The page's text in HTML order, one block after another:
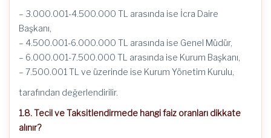
– 3.000.001-4.500.000 TL arasında ise İcra Daire
Başkanı,
– 4.500.001-6.000.000 TL arasında ise Genel Müdür,
– 6.000.001-7.500.000 TL arasında ise Kurum Başkanı,
– 7.500.001 TL ve üzerinde ise Kurum Yönetim Kurulu,
tarafından değerlendirilir.
1.8. Tecil ve Taksitlendirmede hangi faiz oranları dikkate
alınır?